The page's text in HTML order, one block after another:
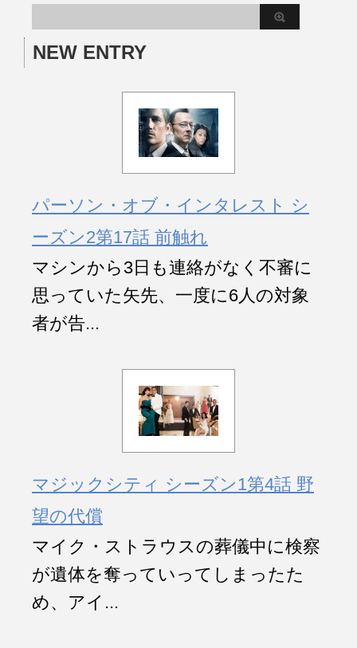
NEW ENTRY
パーソン・オブ・インタレスト シ
ーズン2第17話 前触れ
マシンから3日も連絡がなく不審に
思っていた矢先、一度に6人の対象
者が告...
マジックシティ シーズン1第4話 野
望の代償
マイク・ストラウスの葬儀中に検察
が遺体を奪っていってしまったた
め、アイ...